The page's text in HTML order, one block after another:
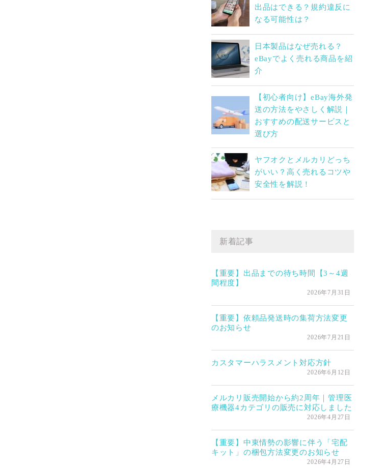
出品はできる？規約違反に
なる可能性は？
日本製品はなぜ売れる？
eBayでよく売れる商品を紹
介
【初心者向け】eBay海外発
送の方法をやさしく解説｜
おすすめの配送サービスと
選び方
ヤフオクとメルカリどっち
がいい？高く売れるコツや
安全性を解説！
新着記事
【重要】出品までの待ち時間【3～4週
間程度】
2026年7月31日
【重要】依頼品発送時の集荷方法変更
のお知らせ
2026年7月21日
カスタマーハラスメント対応方針
2026年6月12日
メルカリ販売開始から約2周年｜管理医
療機器4カテゴリの販売に対応しました
2026年4月27日
【重要】中東情勢の影響に伴う「宅配
キット」の梱包方法変更のお知らせ
2026年4月27日